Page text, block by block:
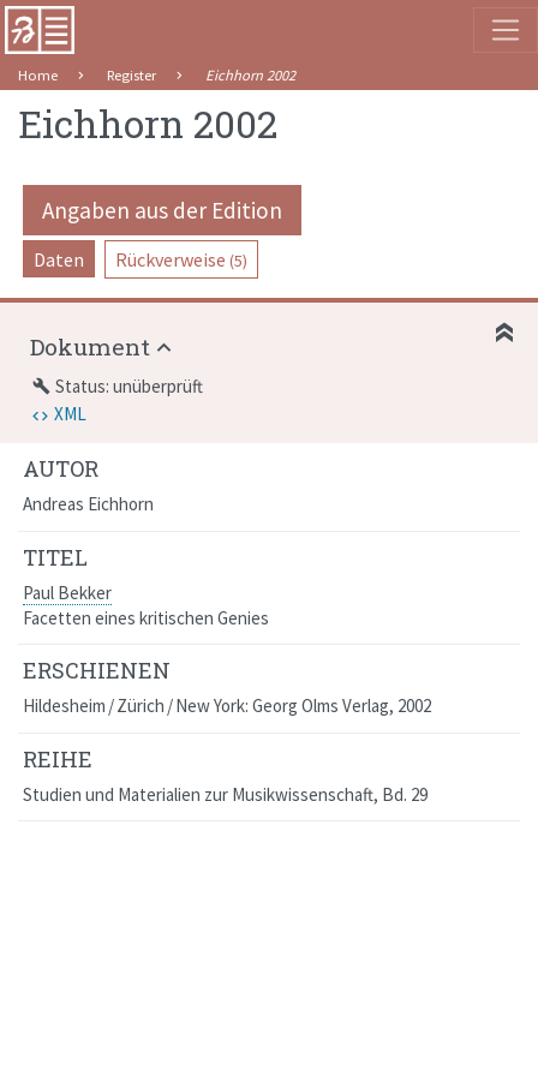
Home Register Eichhorn 2002
Eichhorn 2002
Angaben aus der Edition
Daten Rückverweise (5)
AUTOR
Andreas Eichhorn
TITEL
Paul Bekker
Facetten eines kritischen Genies
ERSCHIENEN
Hildesheim / Zürich / New York: Georg Olms Verlag, 2002
REIHE
Studien und Materialien zur Musikwissenschaft, Bd. 29
Dokument
build Status: unüberprüft
XML